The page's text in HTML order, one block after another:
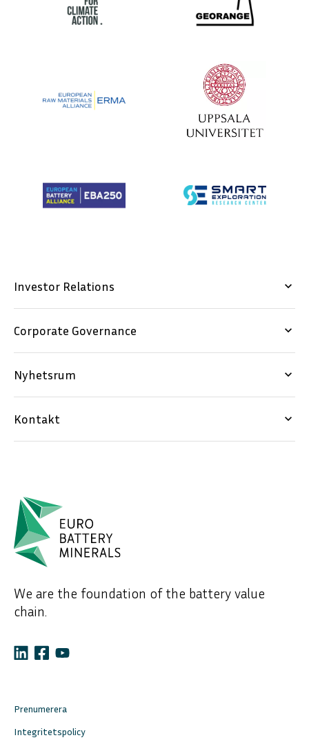
Investor Relations keyboard_arrow_down
Corporate Governance keyboard_arrow_down
Nyhetsrum keyboard_arrow_down
Kontakt keyboard_arrow_down
We are the foundation of the battery value
chain.
Prenumerera
Integritetspolicy